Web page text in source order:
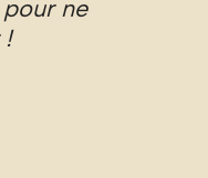
ne
!